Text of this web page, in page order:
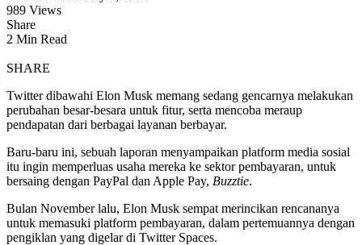
989 Views
Share
2 Min Read
SHARE
Twitter dibawahi Elon Musk memang sedang gencarnya melakukan
perubahan besar-besara untuk fitur, serta mencoba meraup
pendapatan dari berbagai layanan berbayar.
Baru-baru ini, sebuah laporan menyampaikan platform media sosial
itu ingin memperluas usaha mereka ke sektor pembayaran, untuk
bersaing dengan PayPal dan Apple Pay, Buzztie.
Bulan November lalu, Elon Musk sempat merincikan rencananya
untuk memasuki platform pembayaran, dalam pertemuannya dengan
pengiklan yang digelar di Twitter Spaces.